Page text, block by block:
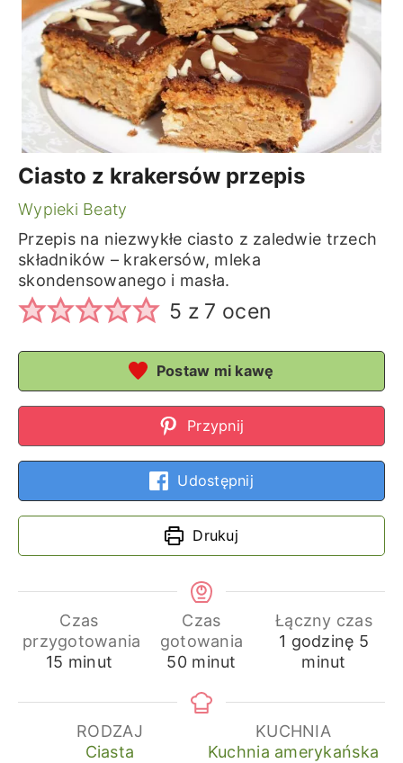
Ciasto z krakersów przepis
Wypieki Beaty
Przepis na niezwykłe ciasto z zaledwie trzech
składników – krakersów, mleka
skondensowanego i masła.
5 z 7 ocen
Postaw mi kawę
Przypnij
Udostępnij
Drukuj
Czas
przygotowania
15 minuty
minut
Czas
gotowania
50minuty
minut
Łączny czas
1 godzina
godzinę 5
minut
RODZAJ
Ciasta
KUCHNIA
Kuchnia amerykańska